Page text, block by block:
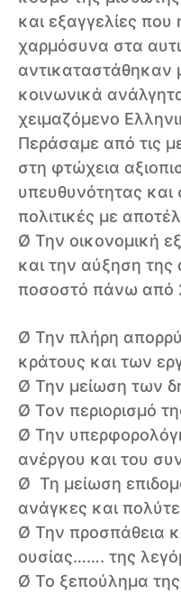
και εξαγγελίες
χαρμόσυνα στα
αντικαταστάθηκαν
κοινωνικά
χειμαζόμενο
Περάσαμε από τις
στη φτώχεια
υπευθυνότητας και
πολιτικές με
Ø Την οικονομική
και την αύξηση της
ποσοστό πάνω από
Ø Την πλήρη
κράτους και των
Ø Την μείωση των
Ø Τον περιορισμό
Ø Την
ανέργου και του
Ø Τη μείωση
ανάγκες και
Ø Την προσπάθεια
ουσίας……. της
Ø Το ξεπούλημα της